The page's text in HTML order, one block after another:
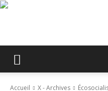
Accueil X - Archives